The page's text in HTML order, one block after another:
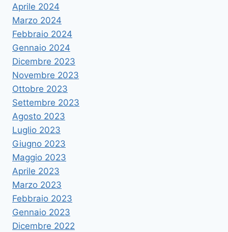
Aprile 2024
Marzo 2024
Febbraio 2024
Gennaio 2024
Dicembre 2023
Novembre 2023
Ottobre 2023
Settembre 2023
Agosto 2023
Luglio 2023
Giugno 2023
Maggio 2023
Aprile 2023
Marzo 2023
Febbraio 2023
Gennaio 2023
Dicembre 2022